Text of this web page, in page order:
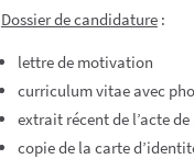
Dossier de candidature:
lettre de motivation
curriculum vitae avec
extrait récent de l’acte
copie de la carte